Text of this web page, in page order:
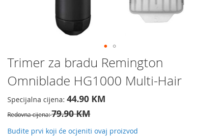
Preskočite
na
početak
galerije
slika
Trimer za bradu Remington
Omniblade HG1000 Multi-Hair
Specijalna cijena 44.90 KM
Redovna cijena 79.90 KM
Budite prvi koji će ocjeniti ovaj proizvod